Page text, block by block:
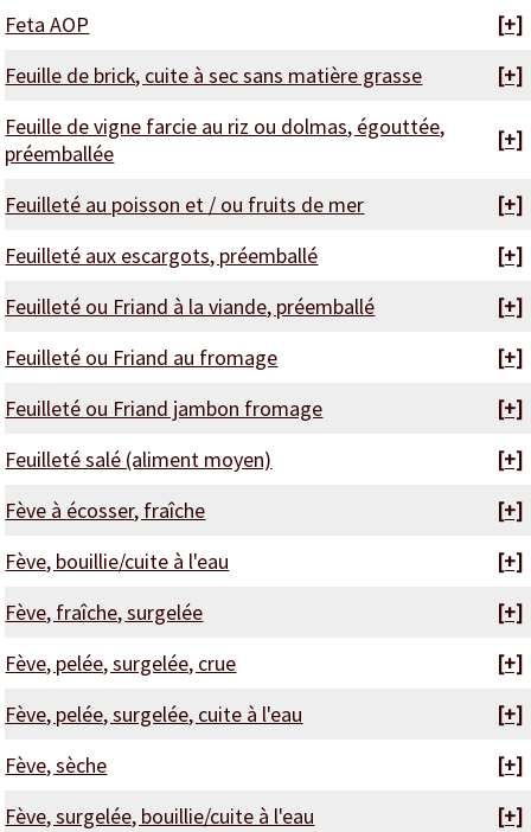
Feta AOP
[+]
Feuille de brick, cuite à sec sans matière grasse
[+]
Feuille de vigne farcie au riz ou dolmas, égouttée,
préemballée
[+]
Feuilleté au poisson et / ou fruits de mer
[+]
Feuilleté aux escargots, préemballé
[+]
Feuilleté ou Friand à la viande, préemballé
[+]
Feuilleté ou Friand au fromage
[+]
Feuilleté ou Friand jambon fromage
[+]
Feuilleté salé (aliment moyen)
[+]
Fève à écosser, fraîche
[+]
Fève, bouillie/cuite à l'eau
[+]
Fève, fraîche, surgelée
[+]
Fève, pelée, surgelée, crue
[+]
Fève, pelée, surgelée, cuite à l'eau
[+]
Fève, sèche
[+]
Fève, surgelée, bouillie/cuite à l'eau
[+]